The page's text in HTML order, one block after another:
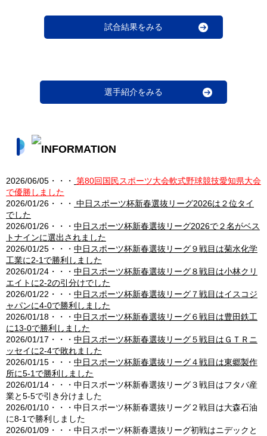
試合結果をみる
選手紹介をみる
2026/06/05・・・ 第80回国民スポーツ大会軟式野球競技愛知県大会
で優勝しました
2026/01/26・・・ 中日スポーツ杯新春選抜リーグ2026は２位タイ
でした
2026/01/26・・・ 中日スポーツ杯新春選抜リーグ2026で２名がベス
トナインに選出されました
2026/01/25・・・ 中日スポーツ杯新春選抜リーグ９戦目は菊水化学
工業に2-1で勝利しました
2026/01/24・・・ 中日スポーツ杯新春選抜リーグ８戦目は小林クリ
エイトに2-2の引分けでした
2026/01/22・・・ 中日スポーツ杯新春選抜リーグ７戦目はイスコジ
ャパンに4-0で勝利しました
2026/01/18・・・ 中日スポーツ杯新春選抜リーグ６戦目は豊田鉄工
に13-0で勝利しました
2026/01/17・・・ 中日スポーツ杯新春選抜リーグ５戦目はＧＴＲニ
ッセイに2-4で敗れました
2026/01/15・・・ 中日スポーツ杯新春選抜リーグ４戦目は東郷製作
所に5-1で勝利しました
2026/01/14・・・中日スポーツ杯新春選抜リーグ３戦目はフタバ産
業と5-5で引き分けました
2026/01/10・・・中日スポーツ杯新春選抜リーグ２戦目は大森石油
に8-1で勝利しました
2026/01/09・・・中日スポーツ杯新春選抜リーグ初戦はニデックと